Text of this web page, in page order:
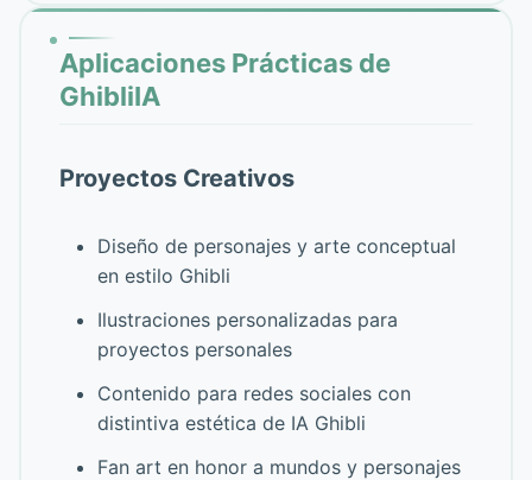
Aplicaciones Prácticas de
GhibliIA
Proyectos Creativos
Diseño de personajes y arte conceptual
en estilo Ghibli
Ilustraciones personalizadas para
proyectos personales
Contenido para redes sociales con
distintiva estética de IA Ghibli
Fan art en honor a mundos y personajes